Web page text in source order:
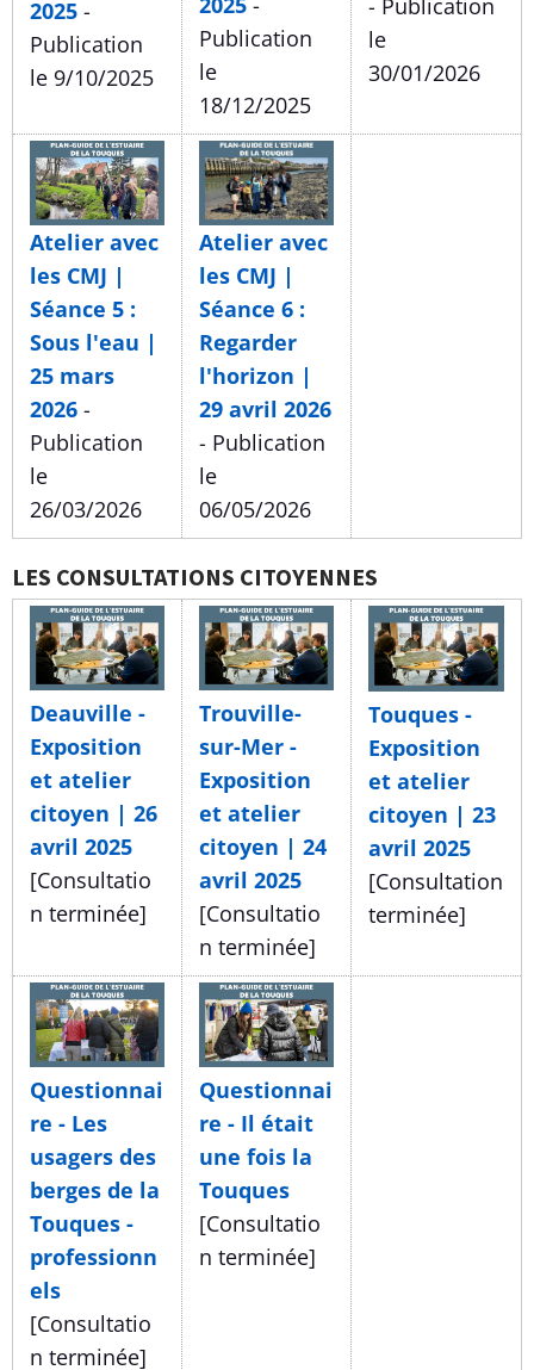
2025 -
Publication
le 9/10/2025
Publication
le
18/12/2025
le
30/01/2026
Atelier avec
les CMJ |
Séance 5 :
Sous l'eau |
25 mars
2026 -
Publication
le
26/03/2026
Atelier avec
les CMJ |
Séance 6 :
Regarder
l'horizon |
29 avril 2026
- Publication
le
06/05/2026
LES CONSULTATIONS CITOYENNES
Deauville -
Exposition
et atelier
citoyen | 26
avril 2025
[Consultatio
n terminée]
Trouville-
sur-Mer -
Exposition
et atelier
citoyen | 24
avril 2025
[Consultatio
n terminée]
Touques -
Exposition
et atelier
citoyen | 23
avril 2025
[Consultation
terminée]
Questionnai
re - Les
usagers des
berges de la
Touques -
professionn
els
[Consultatio
n terminée]
Questionnai
re - Il était
une fois la
Touques
[Consultatio
n terminée]